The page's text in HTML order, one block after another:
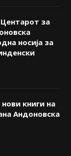
за
носија за
книги на
Андоновска